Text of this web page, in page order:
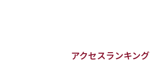
アクセスランキング